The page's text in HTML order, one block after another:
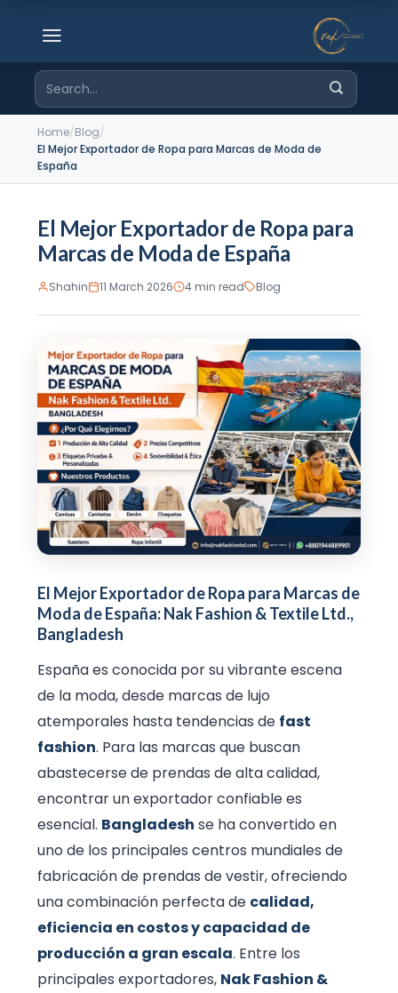
Search
for:
Home/Blog/
El Mejor Exportador de Ropa para Marcas de Moda de
España
El Mejor Exportador de Ropa para
Marcas de Moda de España
Shahin 11 March 2026 4 min read Blog
El Mejor Exportador de Ropa para Marcas de
Moda de España: Nak Fashion & Textile Ltd.,
Bangladesh
España es conocida por su vibrante escena
de la moda, desde marcas de lujo
atemporales hasta tendencias de fast
fashion. Para las marcas que buscan
abastecerse de prendas de alta calidad,
encontrar un exportador confiable es
esencial. Bangladesh se ha convertido en
uno de los principales centros mundiales de
fabricación de prendas de vestir, ofreciendo
una combinación perfecta de calidad,
eficiencia en costos y capacidad de
producción a gran escala. Entre los
principales exportadores, Nak Fashion &